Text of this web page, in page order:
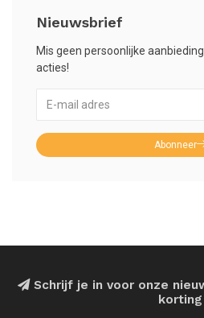
Nieuwsbrief
Mis geen persoonlijke
acties!
Abonneer
Schrijf je in voor onze
korting